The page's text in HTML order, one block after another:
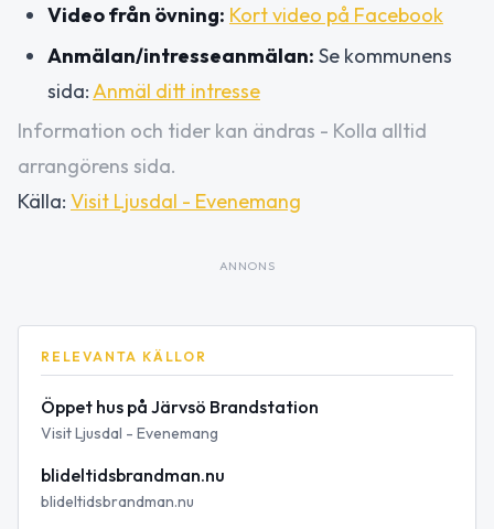
Video från övning: Kort video på Facebook
Anmälan/intresseanmälan: Se kommunens
sida:Anmäl ditt intresse
Information och tider kan ändras - Kolla alltid
arrangörens sida.
Källa: Visit Ljusdal - Evenemang
ANNONS
RELEVANTA KÄLLOR
Öppet hus på Järvsö Brandstation
Visit Ljusdal - Evenemang
blideltidsbrandman.nu
blideltidsbrandman.nu